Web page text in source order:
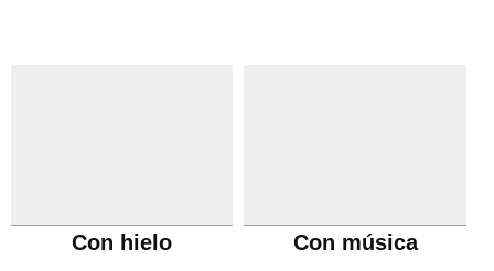
Con hielo Con música